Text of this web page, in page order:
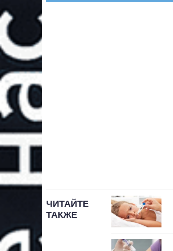
ЧИТАЙТЕ
ТАКЖЕ